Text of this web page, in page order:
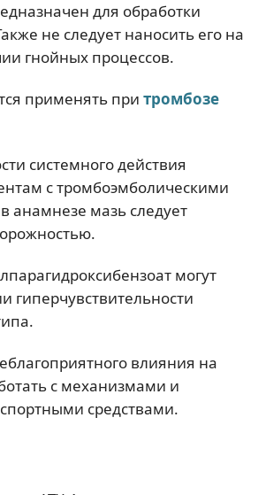
для обработки
не следует наносить его на
гнойных процессов.
применять при тромбозе
системного действия
с тромбоэмболическими
анамнезе мазь следует
могут
гиперчувствительности
влияния на
с механизмами и
средствами.